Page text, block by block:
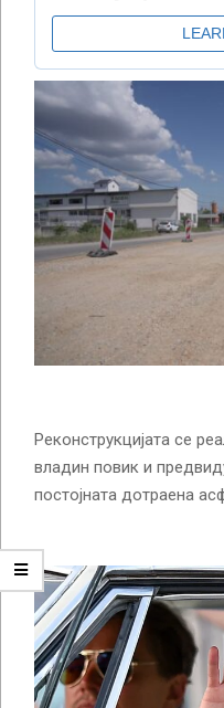
Реконструкцијата се
владин повик и
постојната дотраена